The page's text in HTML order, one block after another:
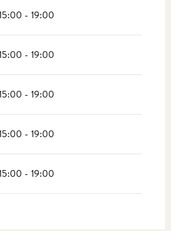
bis zum30 Juni 2026
2026bis zum31 Dezember
2026
- 19:00
- 19:00
- 19:00
- 19:00
- 19:00